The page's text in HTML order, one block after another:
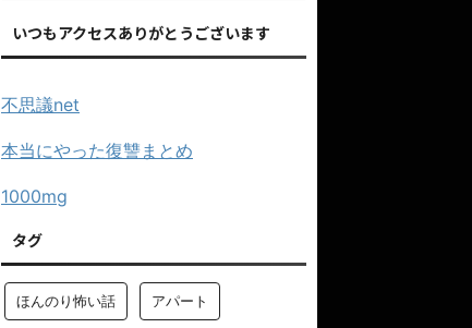
いつもアクセスありがとうございます
不思議net
本当にやった復讐まとめ
1000mg
タグ
ほんのり怖い話 アパート